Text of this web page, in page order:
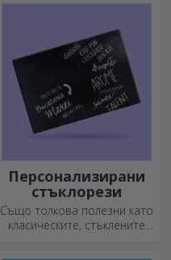
Персонализирани
стъклорези
Също толкова полезни като
класическите, стъклените